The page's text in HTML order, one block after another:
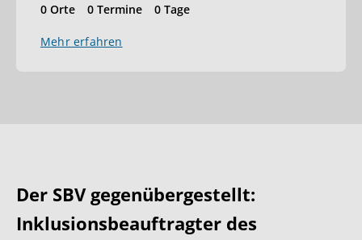
0 Orte 0 Termine 0 Tage
Mehr erfahren
Der SBV gegenübergestellt:
Inklusionsbeauftragter des